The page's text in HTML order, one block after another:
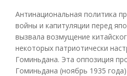
Антинациональная политика
войны и капитуляции перед
вызвала возмущение
некоторых патриотически
Гоминьдана. Эта оппозиция
Гоминьдана (ноябрь 1935